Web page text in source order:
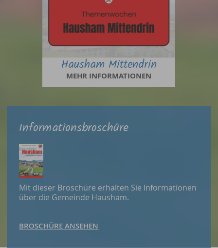
Hausham Mittendrin
MEHR INFORMATIONEN
Informationsbroschüre
Mit dieser Broschüre erhalten Sie Informationen
über die Gemeinde Hausham.
BROSCHÜRE ANSEHEN